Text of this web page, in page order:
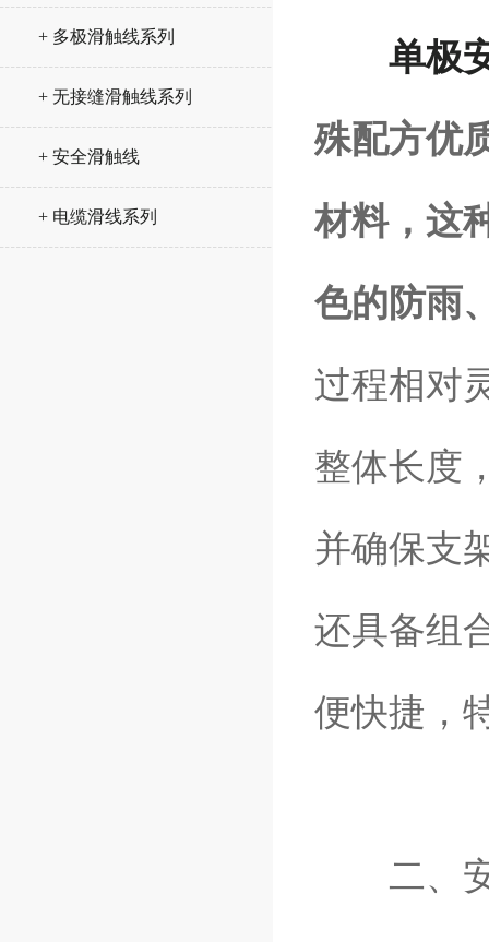
+ 多极滑触线系列
+ 无接缝滑触线系列
+ 安全滑触线
+ 电缆滑线系列
单极
殊配方优
材料，这
色的防雨
过程相对
整体长度
并确保支
还具备组
便快捷，
二、安